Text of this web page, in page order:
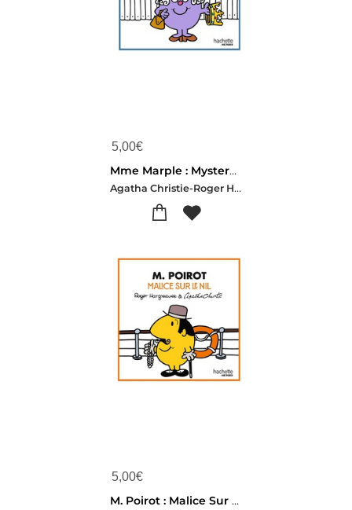
5,00€
Mme Marple : Mystere Au Presbytere
Agatha Christie-Roger Hargreaves
5,00€
M. Poirot : Malice Sur Le Nil